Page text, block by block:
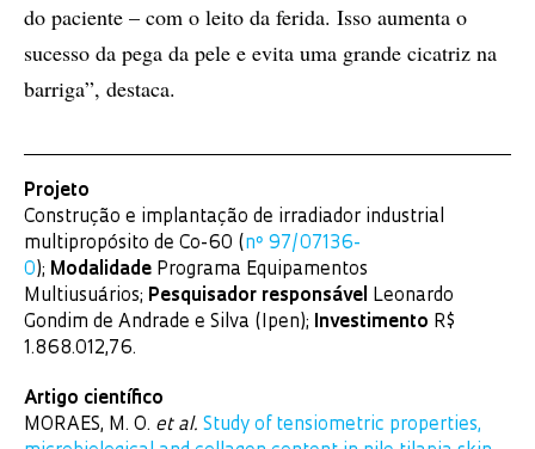
do paciente – com o leito da ferida. Isso aumenta o
sucesso da pega da pele e evita uma grande cicatriz na
barriga”, destaca.
Projeto
Construção e implantação de irradiador industrial
multipropósito de Co-60 ( nº 97/07136-
0 ); Modalidade Programa Equipamentos
Multiusuários; Pesquisador responsável
Leonardo
Gondim de Andrade e Silva (Ipen);
Investimento R$
1.868.012,76.
Artigo científico
MORAES, M. O. et al. Study of tensiometric properties,